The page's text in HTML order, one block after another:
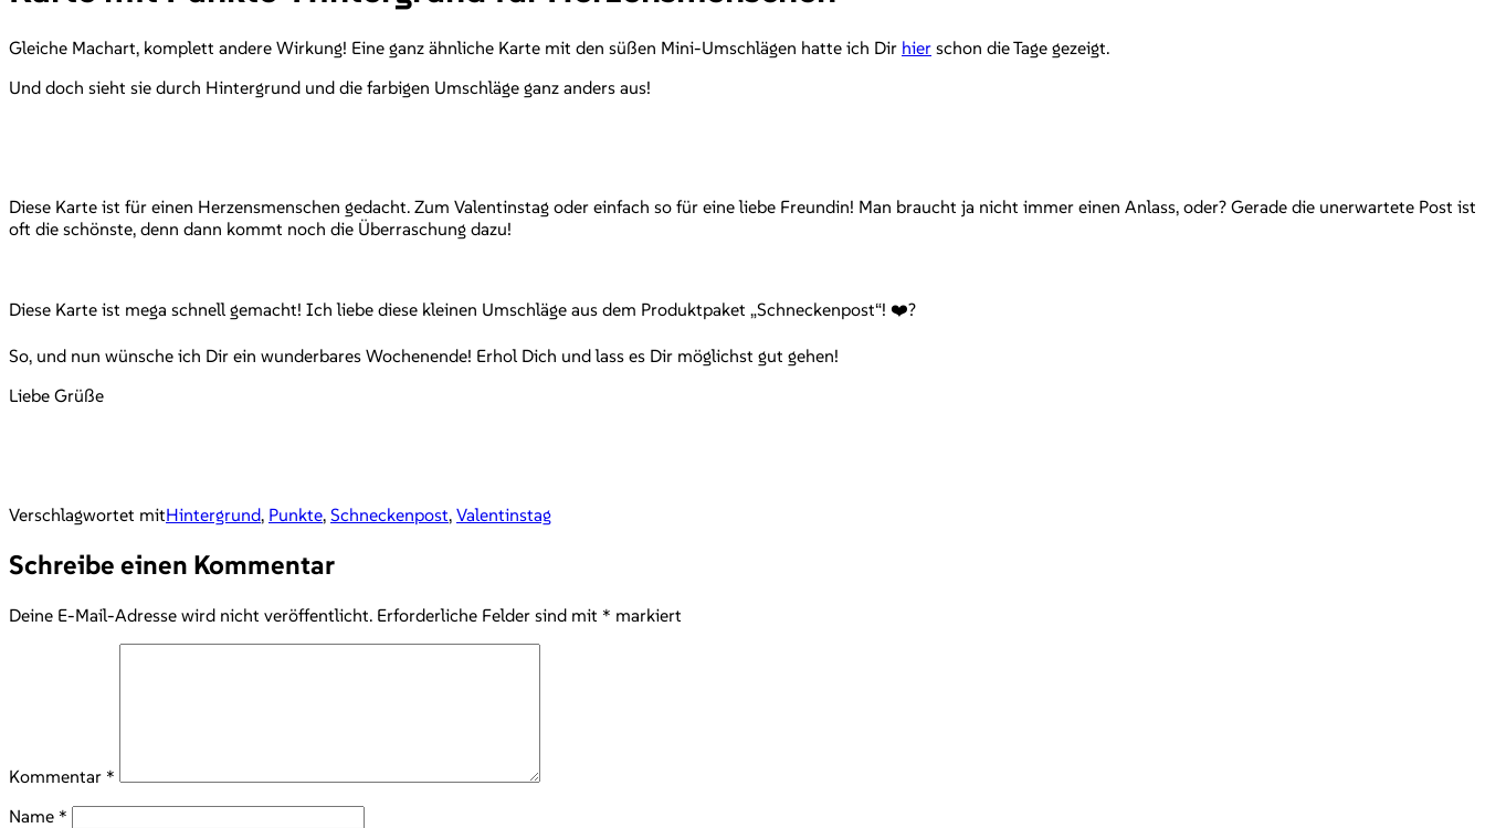
Gleiche Machart, komplett andere Wirkung! Eine ganz ähnliche Karte mit den süßen Mini-Umschlägen hatte ich Dir hier schon die Tage gezeigt.
Und doch sieht sie durch Hintergrund und die farbigen Umschläge ganz anders aus!
Diese Karte ist für einen Herzensmenschen gedacht. Zum Valentinstag oder einfach so für eine liebe Freundin! Man braucht ja nicht immer einen Anlass, oder? Gerade die unerwartete Post ist
oft die schönste, denn dann kommt noch die Überraschung dazu!
Diese Karte ist mega schnell gemacht! Ich liebe diese kleinen Umschläge aus dem Produktpaket „Schneckenpost“! ❤️?
So, und nun wünsche ich Dir ein wunderbares Wochenende! Erhol Dich und lass es Dir möglichst gut gehen!
Liebe Grüße
Verschlagwortet mitHintergrund, Punkte, Schneckenpost, Valentinstag
Schreibe einen Kommentar
Deine E-Mail-Adresse wird nicht veröffentlicht. Erforderliche Felder sind mit * markiert
Kommentar *
Name *